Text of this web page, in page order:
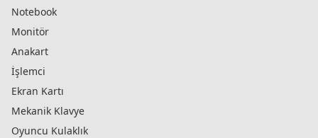
Notebook
Monitör
Anakart
İşlemci
Ekran Kartı
Mekanik Klavye
Oyuncu Kulaklık